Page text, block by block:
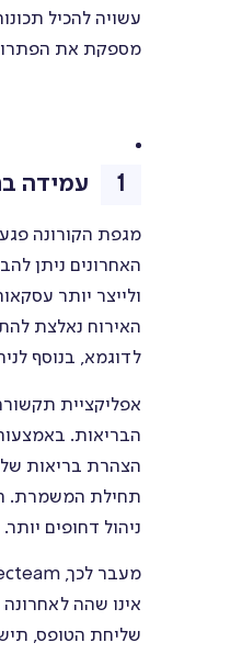
עשויה להכיל
מספקת את
עמידה
מגפת הקורונה
האחרונים ניתן
ולייצר יותר
האירוח נאלצת
לדוגמא, בנוסף
אפליקציית
הבריאות.
תחילת המשמרת.
ניהול דחופים יותר.
אינו שהה
שליחת הטופס,